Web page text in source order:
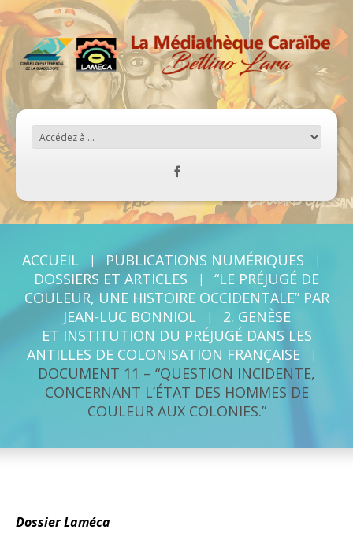
ACCUEIL
PUBLICATIONS NUMÉRIQUES
DOSSIERS ET ARTICLES
“LE PRÉJUGÉ DE
COULEUR, UNE HISTOIRE OCCIDENTALE” PAR
JEAN-LUC BONNIOL
2. GENÈSE
ET INSTITUTION DU PRÉJUGÉ DANS LES
ANTILLES DE COLONISATION FRANÇAISE
DOCUMENT 11 – “QUESTION INCIDENTE,
CONCERNANT L’ÉTAT DES HOMMES DE
COULEUR AUX COLONIES.”
Dossier Laméca